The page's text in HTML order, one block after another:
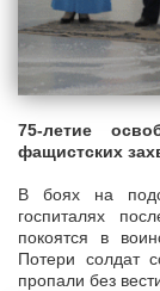
75-летие
фащистских
В боях на
госпиталях
покоятся в
Потери солдат
пропали без